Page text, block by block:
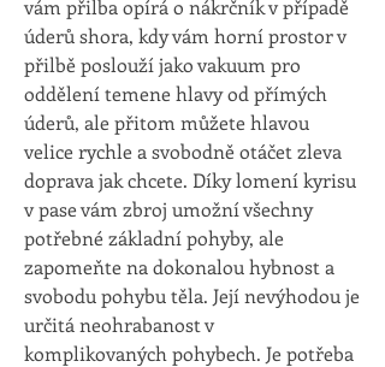
vám přilba opírá o nákrčník v případě
úderů shora, kdy vám horní prostor v
přilbě poslouží jako vakuum pro
oddělení temene hlavy od přímých
úderů, ale přitom můžete hlavou
velice rychle a svobodně otáčet zleva
doprava jak chcete. Díky lomení kyrisu
v pase vám zbroj umožní všechny
potřebné základní pohyby, ale
zapomeňte na dokonalou hybnost a
svobodu pohybu těla. Její nevýhodou je
určitá neohrabanost v
komplikovaných pohybech. Je potřeba